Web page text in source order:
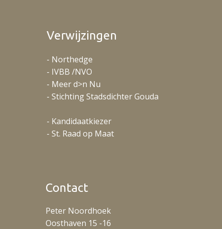
Verwijzingen
- Northedge
- IVBB /NVO
- Meer d>n Nu
- Stichting Stadsdichter Gouda
- Kandidaatkiezer
- St. Raad op Maat
Contact
Peter Noordhoek
Oosthaven 15 -16